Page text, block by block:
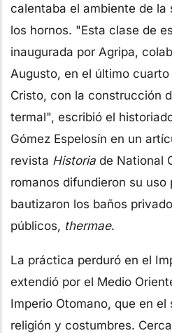
calentaba el ambiente de la
los hornos. "Esta clase de
inaugurada por Agripa,
Augusto, en el último
Cristo, con la construcción
termal", escribió el
Gómez Espelosín en un
revista Historia de National
romanos difundieron su uso
bautizaron los baños
públicos, thermae.
La práctica perduró en el
extendió por el Medio
Imperio Otomano, que en
religión y costumbres.